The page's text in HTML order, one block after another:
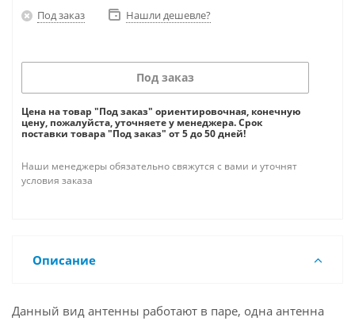
Под заказ Нашли дешевле?
Под заказ
Цена на товар "Под заказ" ориентировочная, конечную
цену, пожалуйста, уточняете у менеджера. Срок
поставки товара "Под заказ" от 5 до 50 дней!
Наши менеджеры обязательно свяжутся с вами и уточнят
условия заказа
Описание
Данный вид антенны работают в паре, одна антенна